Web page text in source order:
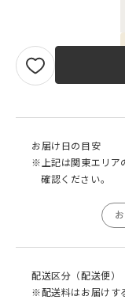
お届け日の目安
※上記は関東エリア
確認ください。
配送区分（配送便）
※配送料はお届けす